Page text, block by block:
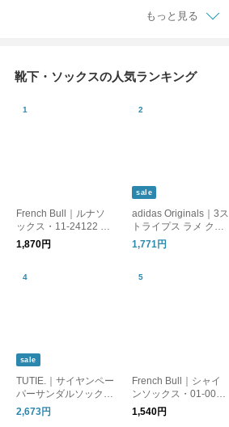
もっと見る
靴下・ソックスの人気ランキング
French Bull｜ルナソ
ックス・11-24122 リ
ネン
1,870円
sale
adidas Originals｜3ス
トライプス ラメ クル
ーソックス 靴下 2足セ
ット 3 STRIPES GLIT
PAIRS ka985
1,771円
sale
TUTIE.｜サイヤンペー
パーサンダルソック
ス/美濃和紙・日差し
対策・UV対策 ・ギフ
2,673円
French Bull｜シャイ
ンソックス・01-0071
リネン
1,540円